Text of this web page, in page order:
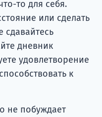
то для себя.
или сделать
дневник
удовлетворение
к
не побуждает